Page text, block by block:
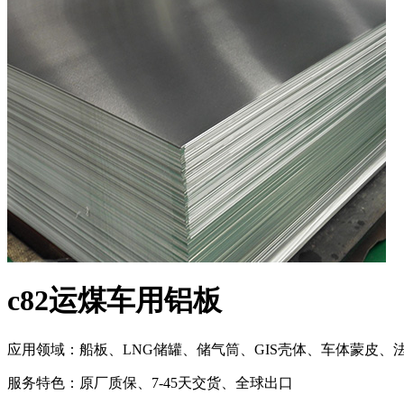
c82运煤车用铝板
应用领域：船板、LNG储罐、储气筒、GIS壳体、车体蒙皮、
服务特色：原厂质保、7-45天交货、全球出口